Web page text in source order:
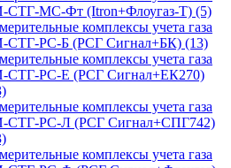
СТГ-МС-Фт (Itron+Флоугаз-Т) (5)
комплексы учета газа
СТГ-РС-Б (РСГ Сигнал+БК) (13)
комплексы учета газа
СТГ-РС-Е (РСГ Сигнал+ЕК270)
комплексы учета газа
СТГ-РС-Л (РСГ Сигнал+СПГ742)
комплексы учета газа